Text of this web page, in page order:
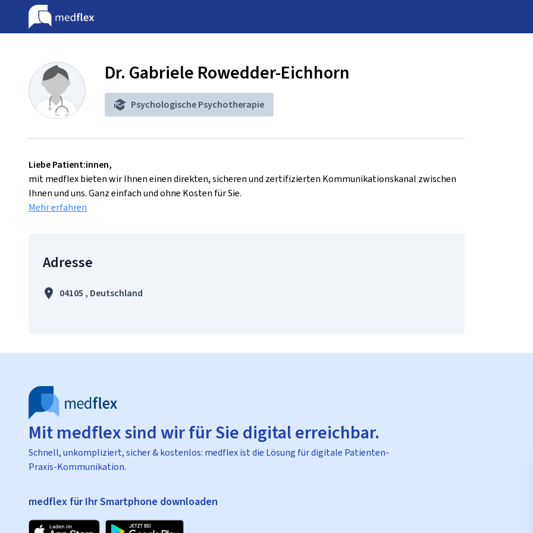
Dr. Gabriele Rowedder-Eichhorn
Psychologische Psychotherapie
Liebe Patient:innen,
mit medflex bieten wir Ihnen einen direkten, sicheren und zertifizierten Kommunikationskanal zwischen
Ihnen und uns. Ganz einfach und ohne Kosten für Sie.
Mehr erfahren
Adresse
04105 , Deutschland
Mit medflex sind wir für Sie digital erreichbar.
Schnell, unkompliziert, sicher & kostenlos: medflex ist die Lösung für digitale Patienten-
Praxis-Kommunikation.
medflex für Ihr Smartphone downloaden